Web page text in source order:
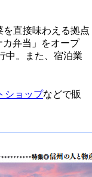
直接味わえる拠点
弁当」をオープ
中。また、宿泊業
ショップなどで販